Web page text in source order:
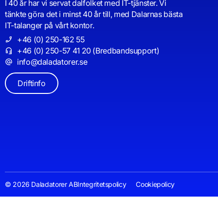
I 40 år har vi servat dalfolket med IT-tjänster. Vi
tänkte göra det i minst 40 år till, med Dalarnas bästa
IT-talanger på vårt kontor.
+46 (0) 250-162 55
+46 (0) 250-57 41 20 (Bredbandsupport)
info@daladatorer.se
Driftinfo
© 2026 Daladatorer ABIntegritetspolicy Cookiepolicy